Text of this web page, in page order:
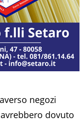
negozi
dovuto